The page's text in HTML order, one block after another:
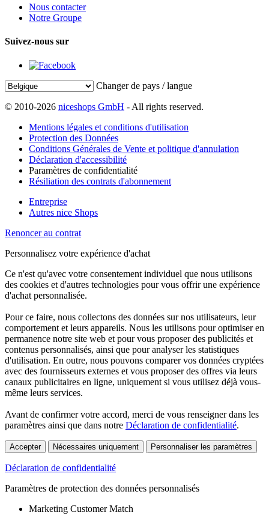
Nous contacter
Notre Groupe
Suivez-nous sur
Changer de pays / langue
© 2010-2026 niceshops GmbH - All rights reserved.
Mentions légales et conditions d'utilisation
Protection des Données
Conditions Générales de Vente et politique d'annulation
Déclaration d'accessibilité
Paramètres de confidentialité
Résiliation des contrats d'abonnement
Entreprise
Autres nice Shops
Renoncer au contrat
Personnalisez votre expérience d'achat
Ce n'est qu'avec votre consentement individuel que nous utilisons
des cookies et d'autres technologies pour vous offrir une expérience
d'achat personnalisée.
Pour ce faire, nous collectons des données sur nos utilisateurs, leur
comportement et leurs appareils. Nous les utilisons pour optimiser en
permanence notre site web et pour vous proposer des publicités et
contenus personnalisés, ainsi que pour analyser les statistiques
d'utilisation. En outre, nous pouvons comparer vos données cryptées
avec des fournisseurs externes et vous proposer des offres via leurs
canaux publicitaires en ligne, uniquement si vous utilisez déjà vous-
même leurs services.
Avant de confirmer votre accord, merci de vous renseigner dans les
paramètres ainsi que dans notre Déclaration de confidentialité.
Accepter Nécessaires uniquement Personnaliser les paramètres
Déclaration de confidentialité
Paramètres de protection des données personnalisés
Marketing Customer Match